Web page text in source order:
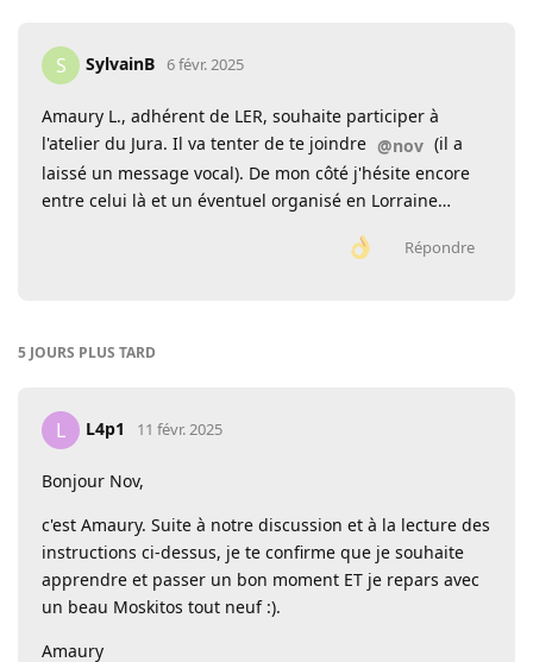
S SylvainB 6 févr. 2025
Amaury L., adhérent de LER, souhaite participer à
l'atelier du Jura. Il va tenter de te joindre @nov (il a
laissé un message vocal). De mon côté j'hésite encore
entre celui là et un éventuel organisé en Lorraine…
Répondre
5 JOURS PLUS TARD
L L4p1 11 févr. 2025
Bonjour Nov,
c'est Amaury. Suite à notre discussion et à la lecture des
instructions ci-dessus, je te confirme que je souhaite
apprendre et passer un bon moment ET je repars avec
un beau Moskitos tout neuf :).
Amaury